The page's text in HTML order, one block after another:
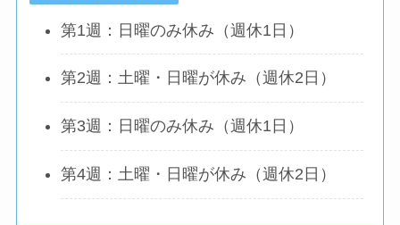
第1週：日曜のみ休み（週休1日）
第2週：土曜・日曜が休み（週休2日）
第3週：日曜のみ休み（週休1日）
第4週：土曜・日曜が休み（週休2日）